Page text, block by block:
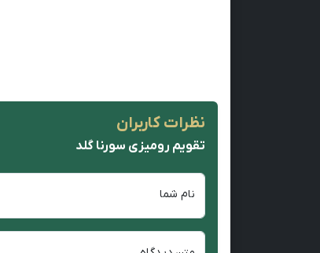
نظرات کاربران
تقویم رومیزی سورنا گلد
نام شما